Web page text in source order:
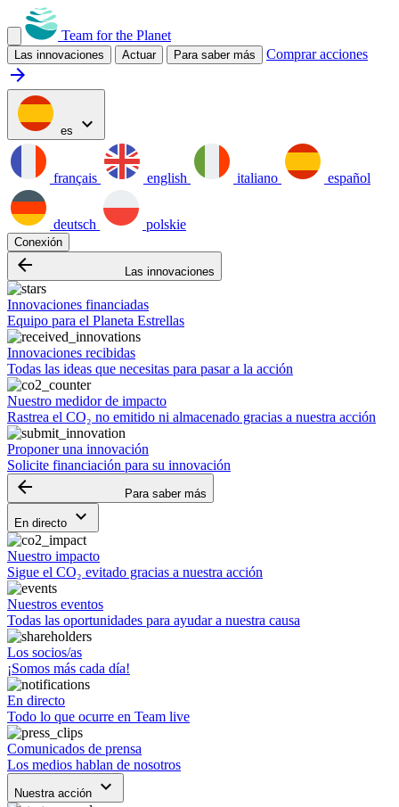
Team for the Planet
Las innovaciones Actuar Para saber más Comprar acciones
arrow_forward
es expand_more
français english italiano español
deutsch polskie
Conexión
arrow_backward Las innovaciones
Innovaciones financiadas
Equipo para el Planeta Estrellas
Innovaciones recibidas
Todas las ideas que necesitas para pasar a la acción
Nuestro medidor de impacto
Rastrea el CO₂ no emitido ni almacenado gracias a nuestra acción
Proponer una innovación
Solicite financiación para su innovación
arrow_backward Para saber más
En directo keyboard_arrow_down
Nuestro impacto
Sigue el CO₂ evitado gracias a nuestra acción
Nuestros eventos
Todas las oportunidades para ayudar a nuestra causa
Los socios/as
¡Somos más cada día!
En directo
Todo lo que ocurre en Team live
Comunicados de prensa
Los medios hablan de nosotros
Nuestra acción keyboard_arrow_down